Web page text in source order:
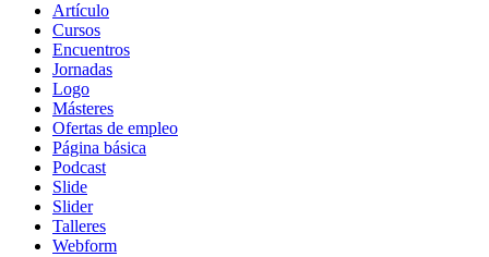
Tipo
contenido
Artículo
Cursos
Encuentros
Jornadas
Logo
Másteres
Ofertas de empleo
Página básica
Podcast
Slide
Slider
Talleres
Webform